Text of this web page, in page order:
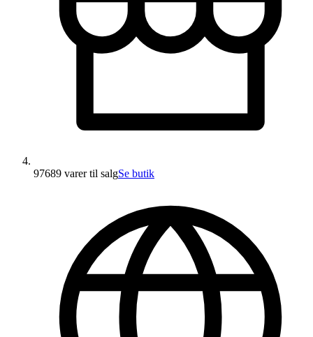
97689 varertil salgSe butik